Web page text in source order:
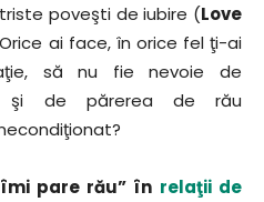
poveşti de iubire (Love
ai face, în orice fel ţi-ai
să nu fie nevoie de
şi de părerea de rău
pare rău” în relaţii de